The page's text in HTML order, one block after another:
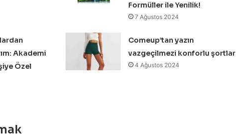
Formüller ile Yenilik!
7 Ağustos 2024
Akademi
Özel
Comeup’tan yazın
vazgeçilmezi konforlu şortlar
4 Ağustos 2024